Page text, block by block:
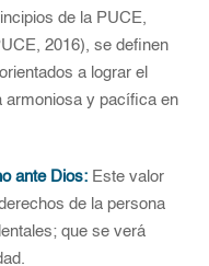
de la PUCE,
2016), se definen
a lograr el
armoniosa y pacífica en
ante Dios: Este valor
de la persona
que se verá